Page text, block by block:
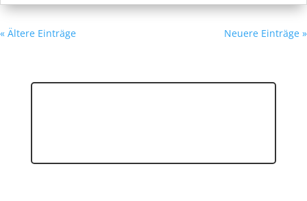
« Ältere Einträge Neuere Einträge »